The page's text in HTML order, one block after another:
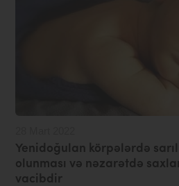
Yenidoğulan körpələrdə
olunması və nəzarətdə
vacibdir